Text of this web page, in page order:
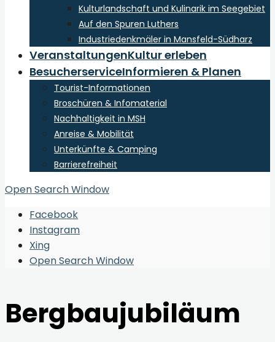
Kulturlandschaft und Kulinarik im Seegebiet
Auf den Spuren Luthers
Industriedenkmäler in Mansfeld-Südharz
VeranstaltungenKultur erleben
BesucherserviceInformieren & Planen
Tourist-Informationen
Broschüren & Infomaterial
Nachhaltigkeit in MSH
Anreise & Mobilität
Unterkünfte & Camping
Barrierefreiheit
Open Search Window
Facebook
Instagram
Xing
Open Search Window
Bergbaujubiläum